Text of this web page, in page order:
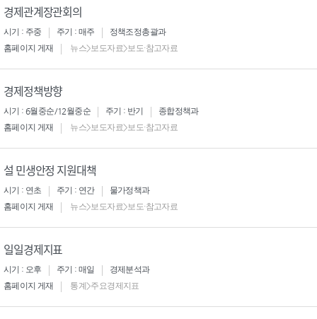
경제관계장관회의
시기 : 주중 주기 : 매주
정책조정총괄과
홈페이지 게재
뉴스>보도자료>보도·참고자료
경제정책방향
시기 : 6월중순/12월중순 주기 : 반기
종합정책과
홈페이지 게재
뉴스>보도자료>보도·참고자료
설 민생안정 지원대책
시기 : 연초 주기 : 연간
물가정책과
홈페이지 게재
뉴스>보도자료>보도·참고자료
일일경제지표
시기 : 오후 주기 : 매일
경제분석과
홈페이지 게재
통계>주요경제지표